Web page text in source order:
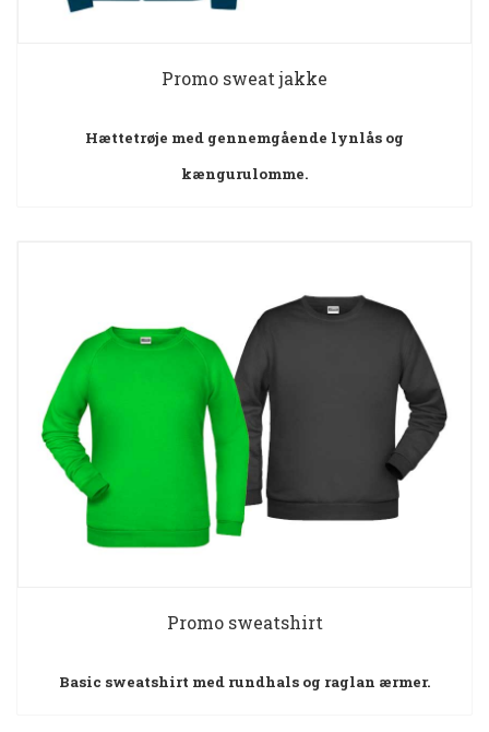
Promo sweat jakke
Hættetrøje med gennemgående lynlås og
kængurulomme.
Promo sweatshirt
Basic sweatshirt med rundhals og raglan ærmer.